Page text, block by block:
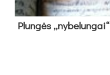
Plun­gės „ny­be­lun­gai“